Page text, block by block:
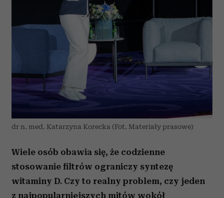
dr n. med. Katarzyna Korecka (Fot. Materiały prasowe)
Wiele osób obawia się, że codzienne
stosowanie filtrów ograniczy syntezę
witaminy D. Czy to realny problem, czy jeden
z najpopularniejszych mitów wokół